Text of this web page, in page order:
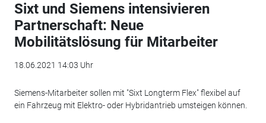
Sixt und Siemens intensivieren
Partnerschaft: Neue
Mobilitätslösung für Mitarbeiter
18.06.2021 14:03 Uhr
Siemens-Mitarbeiter sollen mit "Sixt Longterm Flex" flexibel auf
ein Fahrzeug mit Elektro- oder Hybridantrieb umsteigen können.